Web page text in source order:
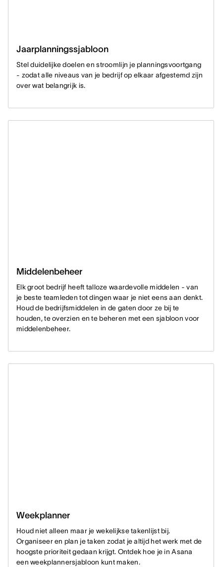
Jaarplanningssjabloon
Stel duidelijke doelen en stroomlijn je planningsvoortgang
- zodat alle niveaus van je bedrijf op elkaar afgestemd zijn
over wat belangrijk is.
Middelenbeheer
Elk groot bedrijf heeft talloze waardevolle middelen - van
je beste teamleden tot dingen waar je niet eens aan denkt.
Houd de bedrijfsmiddelen in de gaten door ze bij te
houden, te overzien en te beheren met een sjabloon voor
middelenbeheer.
Weekplanner
Houd niet alleen maar je wekelijkse takenlijst bij.
Organiseer en plan je taken zodat je altijd het werk met de
hoogste prioriteit gedaan krijgt. Ontdek hoe je in Asana
een weekplannersjabloon kunt maken.